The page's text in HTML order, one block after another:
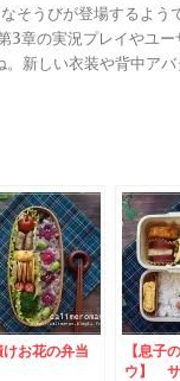
そうびが登場するよう
3章の実況プレイやユ
新しい衣装や背中ア
けお花の弁当
【息子
ウ】 サ